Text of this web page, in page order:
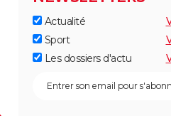
Actualité
Sport
Les dossiers d'actu